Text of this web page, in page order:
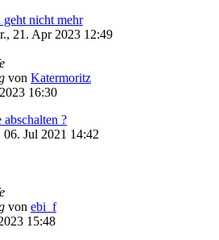
nicht mehr
21. Apr 2023 12:49
von Katermoritz
16:30
?
Jul 2021 14:42
von ebi_f
15:48